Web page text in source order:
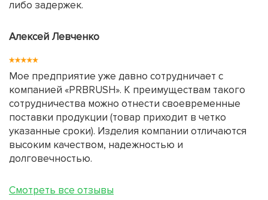
либо задержек.
Алексей Левченко
Мое предприятие уже давно сотрудничает с
компанией «PRBRUSH». К преимуществам такого
сотрудничества можно отнести своевременные
поставки продукции (товар приходит в четко
указанные сроки). Изделия компании отличаются
высоким качеством, надежностью и
долговечностью.
Смотреть все отзывы